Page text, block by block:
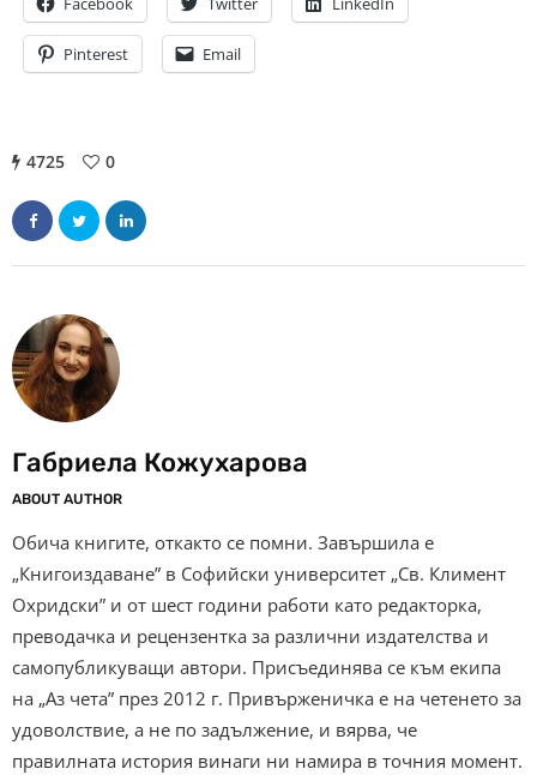
Pinterest Email
4725 0
Габриела Кожухарова
ABOUT AUTHOR
Обича книгите, откакто се помни. Завършила е
„Книгоиздаване” в Софийски университет „Св. Климент
Охридски” и от шест години работи като редакторка,
преводачка и рецензентка за различни издателства и
самопубликуващи автори. Присъединява се към екипа
на „Аз чета” през 2012 г. Привърженичка е на четенето за
удоволствие, а не по задължение, и вярва, че
правилната история винаги ни намира в точния момент.